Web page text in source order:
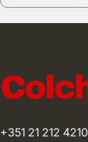
+351 21 212 4210